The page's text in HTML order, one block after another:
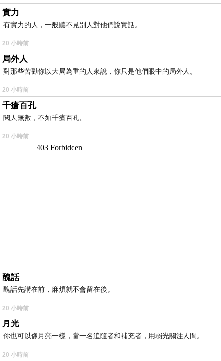
實力
有實力的人，一般聽不見別人對他們說實話。
20 小時前
局外人
對那些苦勸你以大局為重的人來說，你只是他們眼中的局外人。
20 小時前
千瘡百孔
閱人無數，不如千瘡百孔。
20 小時前
醜話
醜話先講在前，麻煩就不會留在後。
20 小時前
月光
你也可以像月亮一樣，當一名追隨者和補充者，用弱光關注人間。
20 小時前